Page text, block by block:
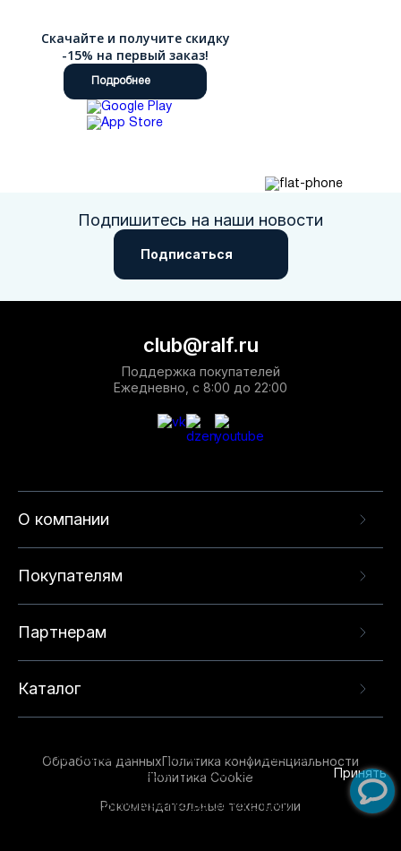
Скачайте и получите скидку
-15% на первый заказ!
Подробнее
Подпишитесь на наши новости
Подписаться
О компании
Покупателям
Партнерам
Каталог
club@ralf.ru
Поддержка покупателей
Ежедневно, с 8:00 до 22:00
Обработка данныхПолитика конфиденциальности
Политика Cookie
Рекомендательные технологии
опыта на нашем сайте. Продолжая использовать
данный сайт, вы соглашаетесь с использованием
технологий. Для получения дополнительной
Принять